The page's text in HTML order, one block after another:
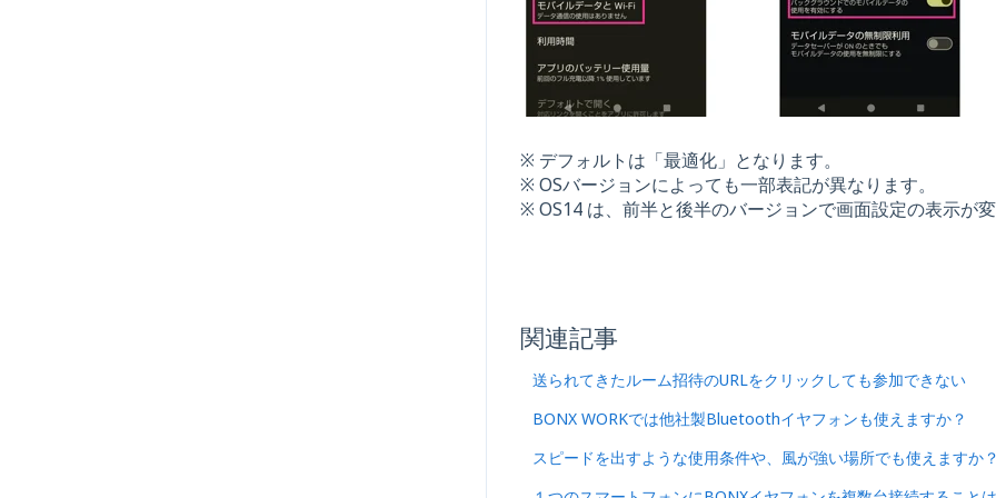
※ デフォルトは「最適化」となります。
※ OSバージョンによっても一部表記が異なります。
※ OS14 は、前半と後半のバージョンで画面設定の表示が変
関連記事
送られてきたルーム招待のURLをクリックしても参加できない
BONX WORKでは他社製Bluetoothイヤフォンも使えますか？
スピードを出すような使用条件や、風が強い場所でも使えますか？